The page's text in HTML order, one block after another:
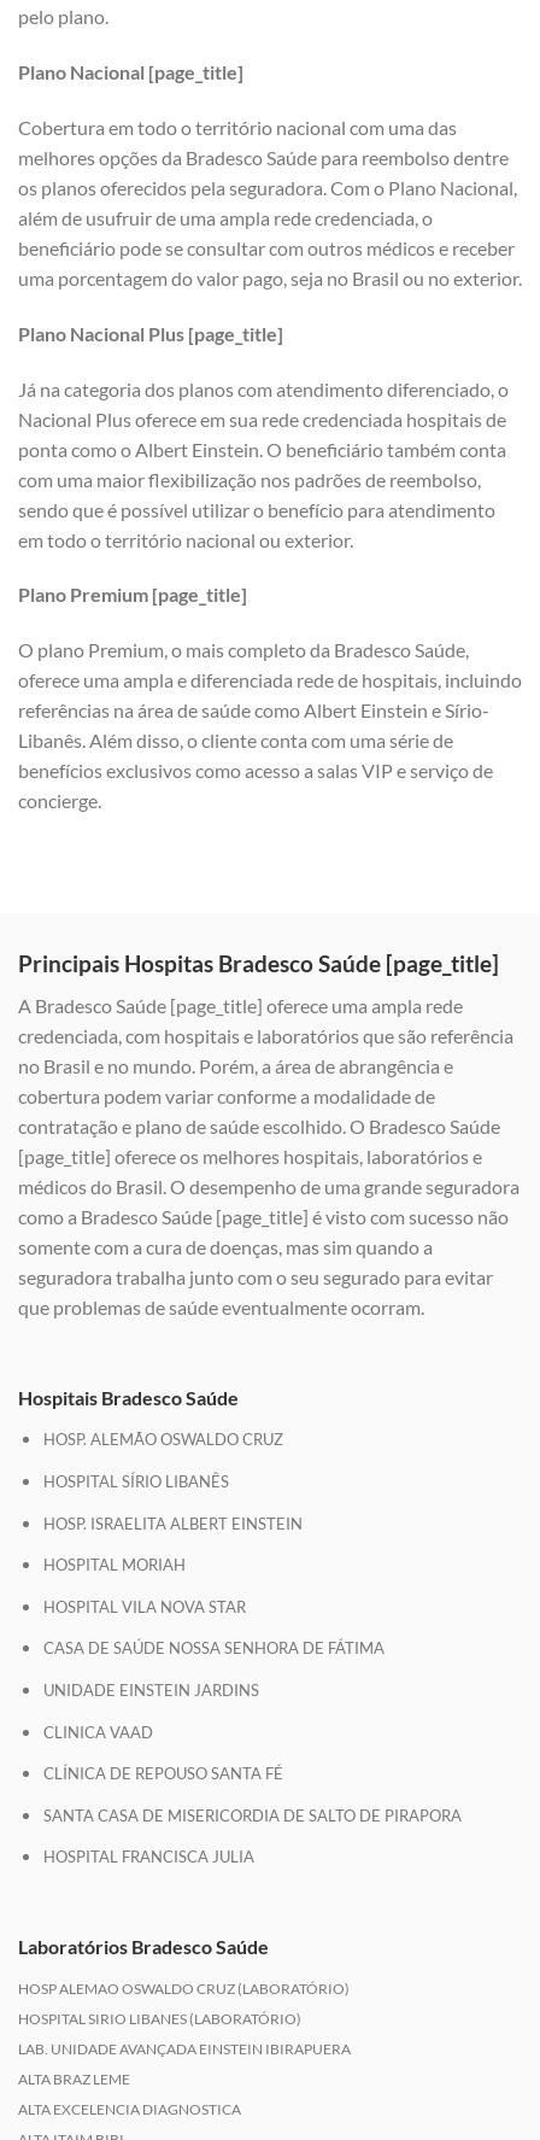
pelo plano.
Plano Nacional [page_title]
Cobertura em todo o território nacional com uma das
melhores opções da Bradesco Saúde para reembolso dentre
os planos oferecidos pela seguradora. Com o Plano Nacional,
além de usufruir de uma ampla rede credenciada, o
beneficiário pode se consultar com outros médicos e receber
uma porcentagem do valor pago, seja no Brasil ou no exterior.
Plano Nacional Plus [page_title]
Já na categoria dos planos com atendimento diferenciado, o
Nacional Plus oferece em sua rede credenciada hospitais de
ponta como o Albert Einstein. O beneficiário também conta
com uma maior flexibilização nos padrões de reembolso,
sendo que é possível utilizar o benefício para atendimento
em todo o território nacional ou exterior.
Plano Premium [page_title]
O plano Premium, o mais completo da Bradesco Saúde,
oferece uma ampla e diferenciada rede de hospitais, incluindo
referências na área de saúde como Albert Einstein e Sírio-
Libanês. Além disso, o cliente conta com uma série de
benefícios exclusivos como acesso a salas VIP e serviço de
concierge.
Principais Hospitas Bradesco Saúde [page_title]
A Bradesco Saúde [page_title] oferece uma ampla rede
credenciada, com hospitais e laboratórios que são referência
no Brasil e no mundo. Porém, a área de abrangência e
cobertura podem variar conforme a modalidade de
contratação e plano de saúde escolhido. O Bradesco Saúde
[page_title] oferece os melhores hospitais, laboratórios e
médicos do Brasil. O desempenho de uma grande seguradora
como a Bradesco Saúde [page_title] é visto com sucesso não
somente com a cura de doenças, mas sim quando a
seguradora trabalha junto com o seu segurado para evitar
que problemas de saúde eventualmente ocorram.
Hospitais Bradesco Saúde
HOSP. ALEMÃO OSWALDO CRUZ
HOSPITAL SÍRIO LIBANÊS
HOSP. ISRAELITA ALBERT EINSTEIN
HOSPITAL MORIAH
HOSPITAL VILA NOVA STAR
CASA DE SAÚDE NOSSA SENHORA DE FÁTIMA
UNIDADE EINSTEIN JARDINS
CLINICA VAAD
CLÍNICA DE REPOUSO SANTA FÉ
SANTA CASA DE MISERICORDIA DE SALTO DE PIRAPORA
HOSPITAL FRANCISCA JULIA
Laboratórios Bradesco Saúde
HOSP ALEMAO OSWALDO CRUZ (LABORATÓRIO)
HOSPITAL SIRIO LIBANES (LABORATÓRIO)
LAB. UNIDADE AVANÇADA EINSTEIN IBIRAPUERA
ALTA BRAZ LEME
ALTA EXCELENCIA DIAGNOSTICA